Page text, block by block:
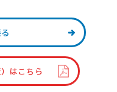
はこちら